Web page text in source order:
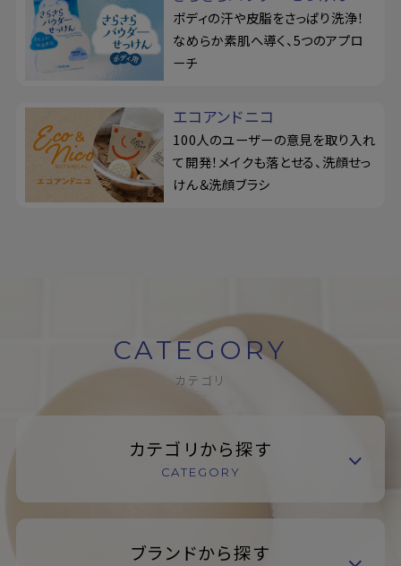
ボディの汗や皮脂をさっぱり洗浄！
なめらか素肌へ導く、5つのアプロ
ーチ
エコアンドニコ
100人のユーザーの意見を取り入れ
て開発！メイクも落とせる、洗顔せっ
けん＆洗顔ブラシ
CATEGORY
カテゴリ
カテゴリから探す
CATEGORY
ブランドから探す